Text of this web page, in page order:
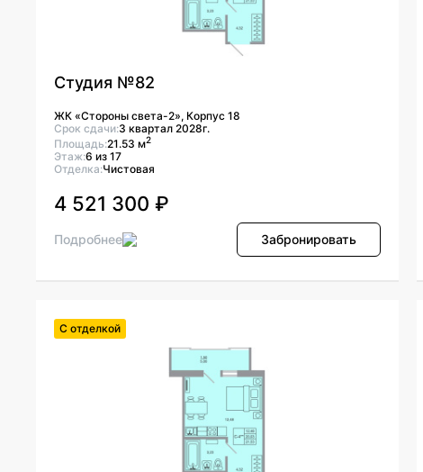
Студия №82
ЖК «Стороны света-2», Корпус 18
Срок сдачи:3 квартал 2028г.
Площадь:21.53 м2
Этаж:6 из 17
Отделка:Чистовая
4 521 300 ₽
Подробнее Забронировать
С отделкой